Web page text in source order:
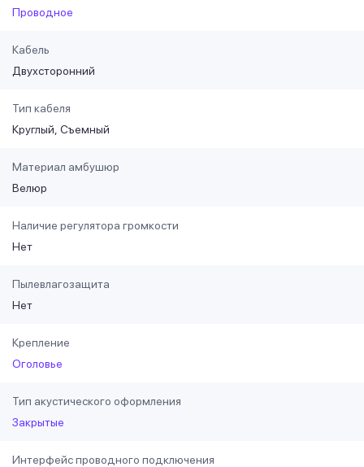
Проводное
Кабель
Двухсторонний
Тип кабеля
Круглый Съемный
Материал амбушюр
Велюр
Наличие регулятора громкости
Нет
Пылевлагозащита
Нет
Крепление
Оголовье
Тип акустического оформления
Закрытые
Интерфейс проводного подключения